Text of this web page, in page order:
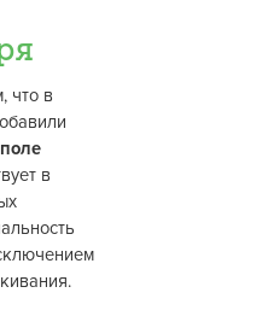
что в
поле
в